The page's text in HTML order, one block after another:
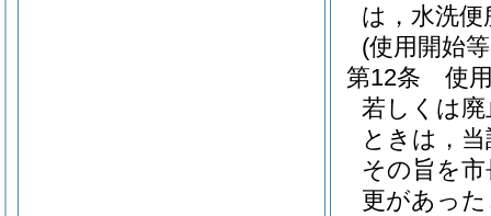
は，水洗
(使用開始
第12条
使
若しくは
ときは，
その旨を
更があっ